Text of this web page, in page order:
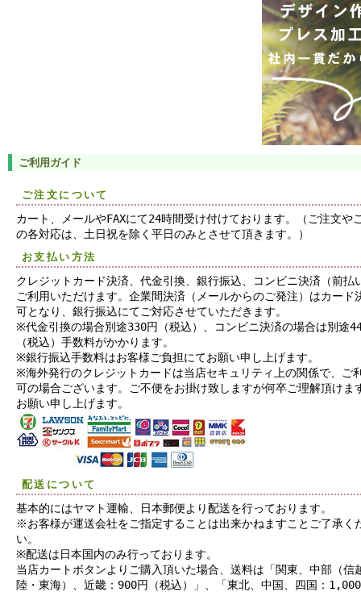
ご利用ガイド
ご注文について
カート、メールやFAXにて24時間受け付けております。（ご注文や
の各対応は、土日祝を除く平日のみとさせて頂きます。）
お支払い方法
クレジットカード決済、代金引換、銀行振込、コンビニ決済（前払
ご利用いただけます。企業間決済（メールからのご発注）はカード
可となり、銀行振込にてご対応させていただきます。
※代金引換の場合別途330円（税込）、コンビニ決済の場合は別途
（税込）手数料がかかります。
※銀行振込手数料はお客様ご負担にてお願い申し上げます。
※海外発行のクレジットカードは当店セキュリティ上の関係で、ご
可の場合ございます。ご不便をお掛け致しますが何卒ご理解頂けま
お願い申し上げます。
配送について
基本的にはヤマト運輸、日本郵便より配送を行っております。
※お客様が運送会社をご指定することは出来かねますことご了承く
い。
※配送は日本国内のみ行っております。
当店カートボタンよりご購入頂いた場合、送料は「関東、中部（信
陸・東海）、近畿：900円（税込）」、「東北、中国、四国：